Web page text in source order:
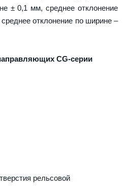
± 0,1 мм, среднее отклонение
отклонение по ширине –
CG-серии
рельсовой